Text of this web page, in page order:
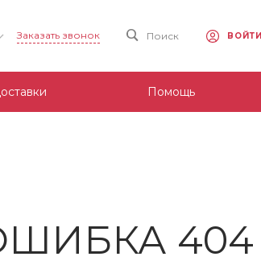
Заказать звонок Поиск ВОЙТИ
Помощь
404